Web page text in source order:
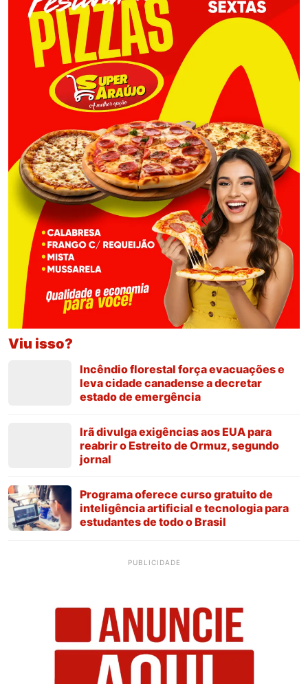
Viu isso?
Incêndio florestal força evacuações e
leva cidade canadense a decretar
estado de emergência
Irã divulga exigências aos EUA para
reabrir o Estreito de Ormuz, segundo
jornal
Programa oferece curso gratuito de
inteligência artificial e tecnologia para
estudantes de todo o Brasil
PUBLICIDADE